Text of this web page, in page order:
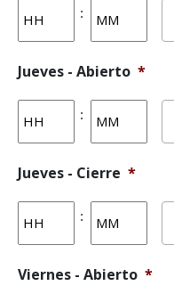
:
Jueves - Abierto *
:
Jueves - Cierre *
:
Viernes - Abierto *